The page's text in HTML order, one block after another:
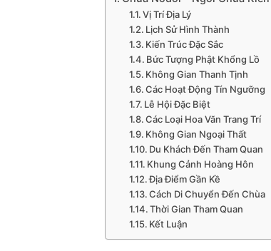
Vị Trí Địa Lý
Lịch Sử Hình Thành
Kiến Trúc Đặc Sắc
Bức Tượng Phật Khổng Lồ
Không Gian Thanh Tịnh
Các Hoạt Động Tín Ngưỡng
Lễ Hội Đặc Biệt
Các Loại Hoa Văn Trang Trí
Không Gian Ngoại Thất
Du Khách Đến Tham Quan
Khung Cảnh Hoàng Hôn
Địa Điểm Gần Kề
Cách Di Chuyển Đến Chùa
Thời Gian Tham Quan
Kết Luận